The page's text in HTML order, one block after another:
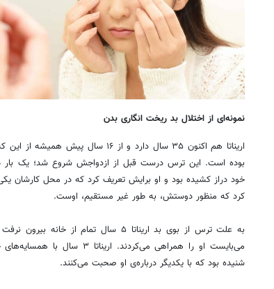
نمونه‌ای از اختلال بد ریخت انگاری بدن
اریناتا هم اکنون ۳۵ سال دارد و از
بوده است. این ترس درست قبل از ازدواجش شروع شد؛ یک بار
خود دراز کشیده بود و او برایش تعریف کرد که در محل کارشان
کرد که منظور دوستش، به طور غیر مستقیم، اوست.
به علت ترس از بوی بد اریناتا ۵ سال
می‌بایست او را همراهی
شنیده بود که با یکدیگر درباره‌ی او صحبت می‌کنند.